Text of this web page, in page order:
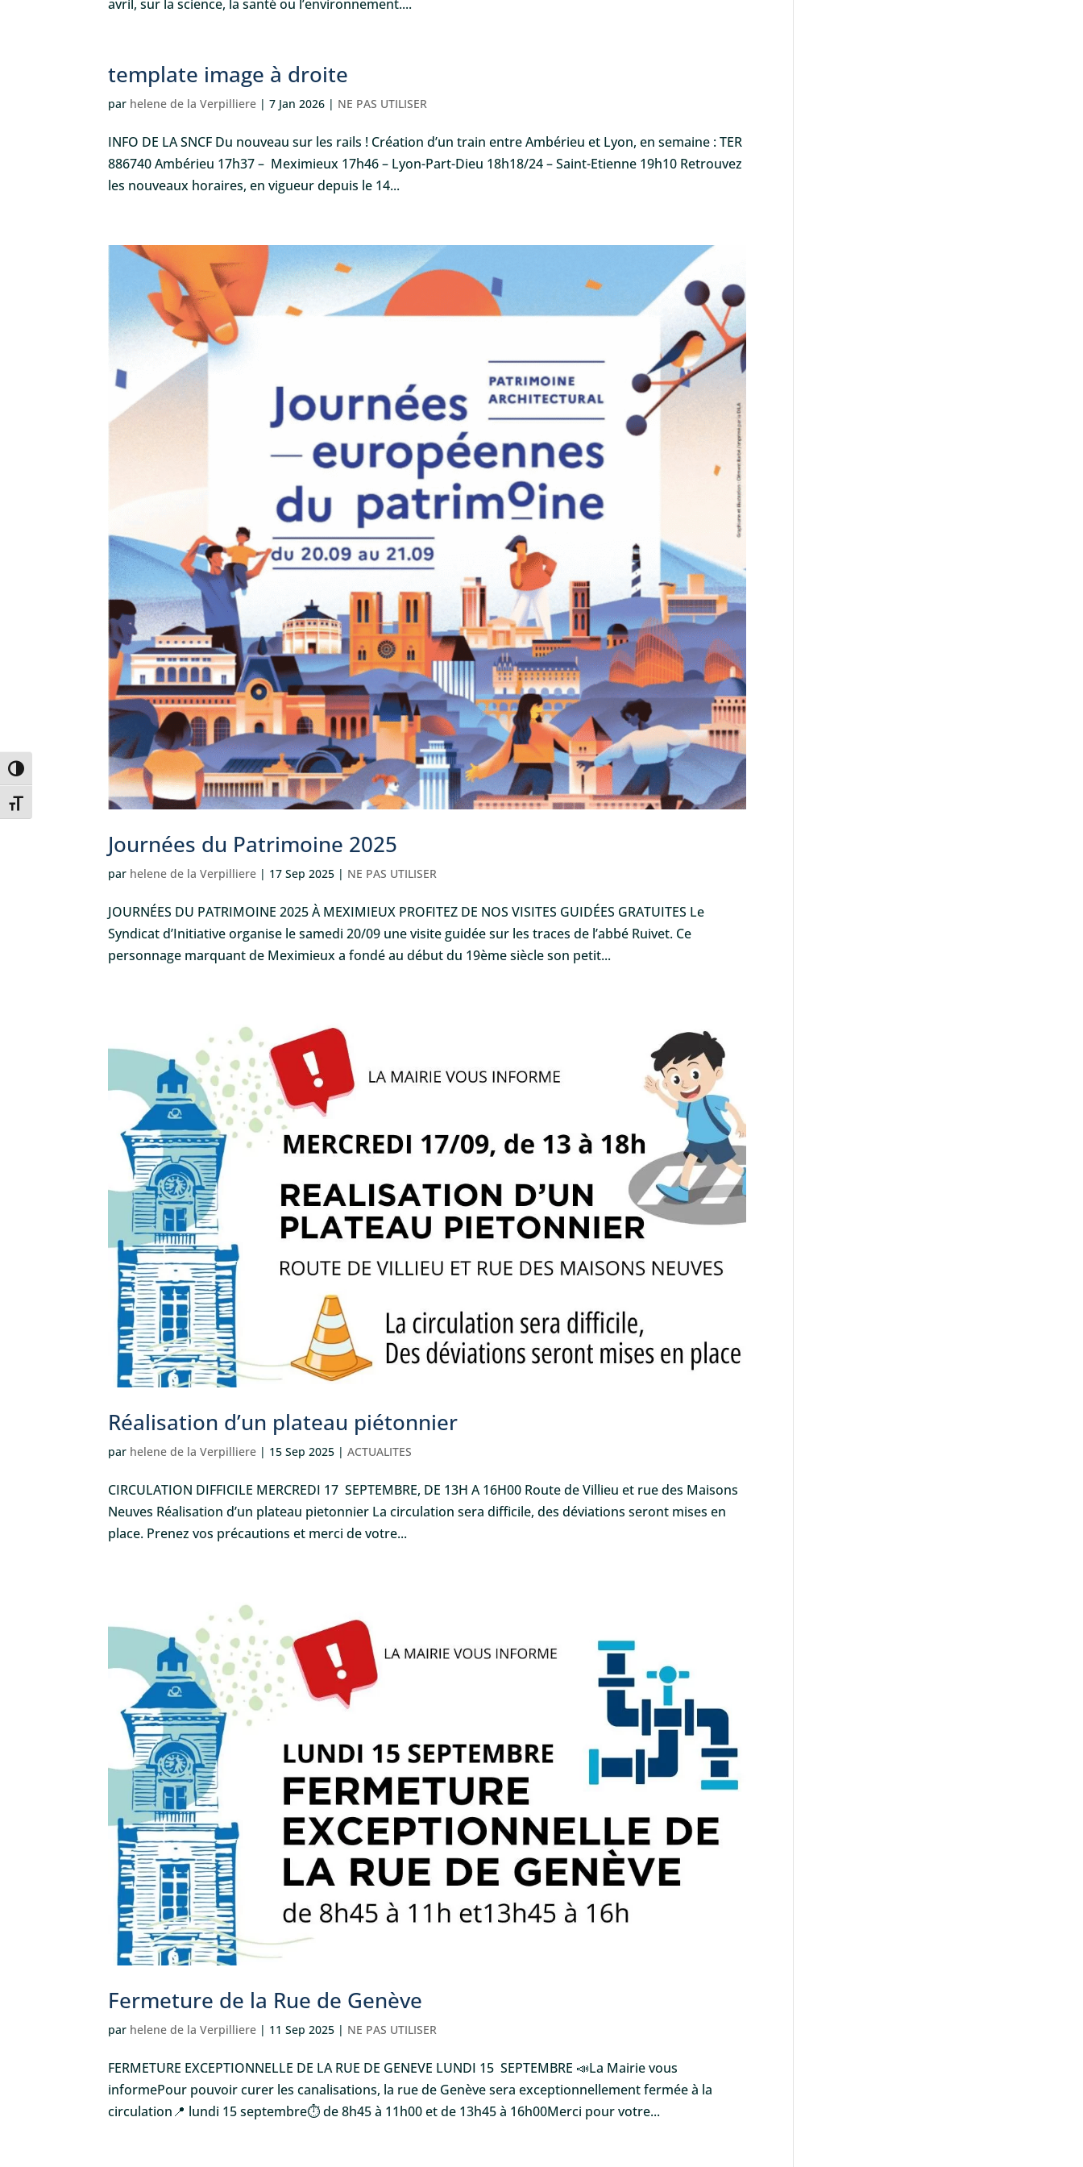
Passer en contraste élevé
Changer la taille de la police
avril, sur la science, la santé ou l’environnement....
template image à droite
par helene de la Verpilliere |7 Jan 2026 | NE PAS UTILISER
INFO DE LA SNCF Du nouveau sur les rails ! Création d’un train entre Ambérieu et Lyon, en semaine : TER
886740 Ambérieu 17h37 – Meximieux 17h46 – Lyon-Part-Dieu 18h18/24 – Saint-Etienne 19h10 Retrouvez
les nouveaux horaires, en vigueur depuis le 14...
Journées du Patrimoine 2025
par helene de la Verpilliere | 17 Sep 2025 | NE PAS UTILISER
JOURNÉES DU PATRIMOINE 2025 À MEXIMIEUX PROFITEZ DE NOS VISITES GUIDÉES GRATUITES Le
Syndicat d’Initiative organise le samedi 20/09 une visite guidée sur les traces de l’abbé Ruivet. Ce
personnage marquant de Meximieux a fondé au début du 19ème siècle son petit...
Réalisation d’un plateau piétonnier
par helene de la Verpilliere | 15 Sep 2025 |ACTUALITES
CIRCULATION DIFFICILE MERCREDI 17 SEPTEMBRE, DE 13H A 16H00 Route de Villieu et rue des Maisons
Neuves Réalisation d’un plateau pietonnier La circulation sera difficile, des déviations seront mises en
place. Prenez vos précautions et merci de votre...
Fermeture de la Rue de Genève
par helene de la Verpilliere | 11 Sep 2025 | NE PAS UTILISER
FERMETURE EXCEPTIONNELLE DE LA RUE DE GENEVE LUNDI 15 SEPTEMBRE 📣La Mairie vous
informePour pouvoir curer les canalisations, la rue de Genève sera exceptionnellement fermée à la
circulation📍 lundi 15 septembre⏱ de 8h45 à 11h00 et de 13h45 à 16h00Merci pour votre...